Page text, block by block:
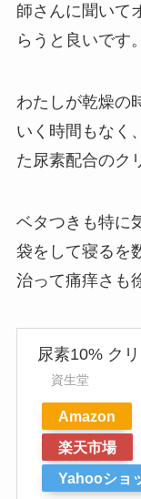
師さんに聞いて
らうと良いです。
わたしが乾燥の
いく時間もなく
た尿素配合のク
ベタつきも特に
袋をして寝るを
治って痛痒さも
尿素10% ク
資生堂
Amazon
楽天市場
Yahooショ